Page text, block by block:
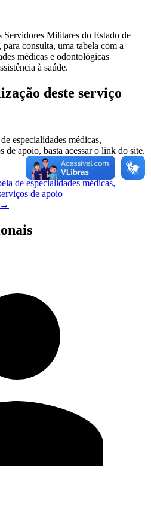
Militares do Estado de
consulta, uma tabela com a
médicas e odontológicas
à saúde.
deste serviço
especialidades médicas,
de apoio, basta acessar o link do site.
de especialidades médicas,
de apoio
→